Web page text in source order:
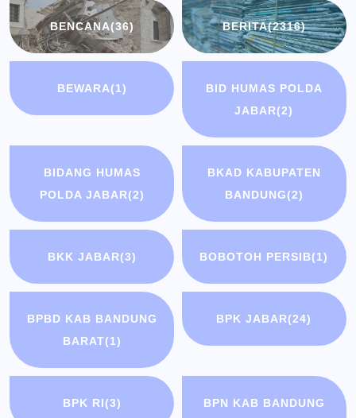
BENCANA(36) BERITA(2316)
BEWARA(1)
BID HUMAS POLDA
JABAR(2)
BIDANG HUMAS
POLDA JABAR(2)
BKAD KABUPATEN
BANDUNG(2)
BKK JABAR(3) BOBOTOH PERSIB(1)
BPBD KAB BANDUNG
BARAT(1)
BPK JABAR(24)
BPK RI(3)
BPN KAB BANDUNG